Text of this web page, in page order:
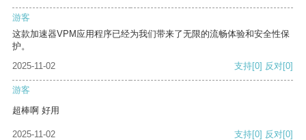
游客
这款加速器VPM应用程序已经为我们带来了无限的流畅体验和安全性保
护。
2025-11-02
支持[0] 反对[0]
游客
超棒啊 好用
2025-11-02 支持[0] 反对[0]